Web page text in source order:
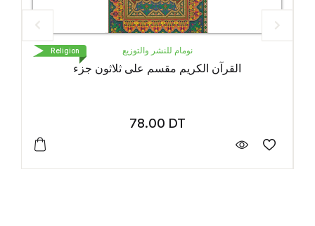
نومام للنشر والتوزيع
القرآن الكريم مقسم على ثلاثون جزء
78.00 DT
Religion